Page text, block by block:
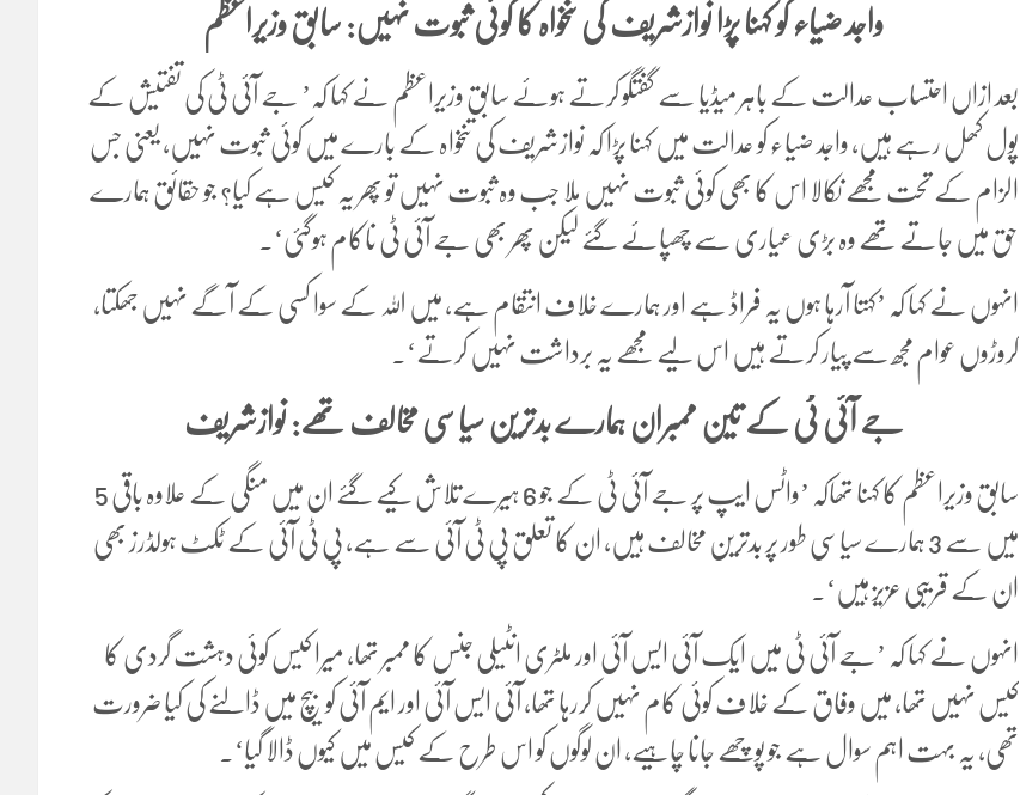
واجد ضیاء کو کہنا پڑا نوازشریف کی تنخواہ کا کوئی ثبوت نہیں: سابق وزیراعظم
بعد ازاں احتساب عدالت کے باہر میڈیا سے گفتگو کرتے ہوئے سابق وزیراعظم نے کہا کہ’ جے آئی ٹی کی تفتیش کے
پول کھل رہے ہیں، واجد ضیاء کو عدالت میں کہنا پڑا کہ نوازشریف کی تنخواہ کے بارے میں کوئی ثبوت نہیں، یعنی جس
الزام کے تحت مجھے نکالا اس کا بھی کوئی ثبوت نہیں ملا جب وہ ثبوت نہیں تو پھر یہ کیس ہے کیا؟ جو حقائق ہمارے
حق میں جاتے تھے وہ بڑی عیاری سے چھپائے گئے لیکن پھر بھی جے آئی ٹی ناکام ہوگئی‘۔
انہوں نے کہا کہ ’کہتا آرہا ہوں یہ فراڈ ہے اور ہمارے خلاف انتقام ہے، میں اللہ کے سوا کسی کے آگے نہیں جھکتا،
کروڑوں عوام مجھ سے پیار کرتے ہیں اس لیے مجھے یہ برداشت نہیں کرتے‘۔
جے آئی ٹی کے تین ممبران ہمارے بدترین سیاسی مخالف تھے: نوازشریف
سابق وزیراعظم کا کہنا تھاکہ ’واٹس ایپ پر جے آئی ٹی کے جو 6 ہیرے تلاش کیے گئے ان میں منگی کے علاوہ باقی 5
میں سے 3 ہمارے سیاسی طور پر بدترین مخالف ہیں، ان کا تعلق پی ٹی آئی سے ہے، پی ٹی آئی کے ٹکٹ ہولڈرز بھی
ان کے قریبی عزیز ہیں‘۔
انہوں نے کہا کہ ’جے آئی ٹی میں ایک آئی ایس آئی اور ملٹری انٹیلی جنس کا ممبر تھا، میرا کیس کوئی دہشت گردی کا
کیس نہیں تھا، میں وفاق کے خلاف کوئی کام نہیں کررہا تھا، آئی ایس آئی اور ایم آئی کو بیچ میں ڈالنے کی کیا ضرورت
تھی، یہ بہت اہم سوال ہے جو پوچھے جانا چاہیے، ان لوگوں کو اس طرح کے کیس میں کیوں ڈالا گیا‘۔